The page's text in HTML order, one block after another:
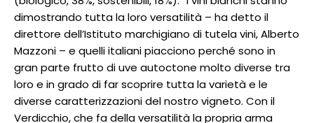
dimostrando tutta la loro versatilità – ha detto il
direttore dell’Istituto marchigiano di tutela vini, Alberto
Mazzoni – e quelli italiani piacciono perché sono in
gran parte frutto di uve autoctone molto diverse tra
loro e in grado di far scoprire tutta la varietà e le
diverse caratterizzazioni del nostro vigneto. Con il
Verdicchio, che fa della versatilità la propria arma